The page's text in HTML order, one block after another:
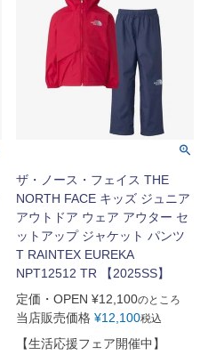
ザ・ノース・フェイス THE
NORTH FACE キッズ ジュニア
アウトドア ウェア アウター セ
ットアップ ジャケット パンツ
T RAINTEX EUREKA
NPT12512 TR 【2025SS】
定価・OPEN ¥12,100のところ
当店販売価格 ¥12,100税込
【生活応援フェア開催中】